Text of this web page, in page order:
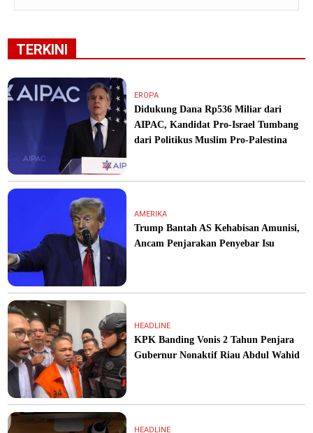
TERKINI
EROPA
Didukung Dana Rp536 Miliar dari
AIPAC, Kandidat Pro-Israel Tumbang
dari Politikus Muslim Pro-Palestina
AMERIKA
Trump Bantah AS Kehabisan Amunisi,
Ancam Penjarakan Penyebar Isu
HEADLINE
KPK Banding Vonis 2 Tahun Penjara
Gubernur Nonaktif Riau Abdul Wahid
HEADLINE